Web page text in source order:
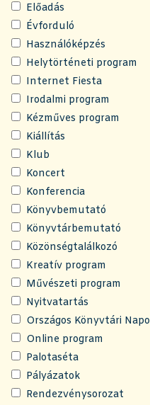
Előadás
Évforduló
Használóképzés
Helytörténeti program
Internet Fiesta
Irodalmi program
Kézműves program
Kiállítás
Klub
Koncert
Konferencia
Könyvbemutató
Könyvtárbemutató
Közönségtalálkozó
Kreatív program
Művészeti program
Nyitvatartás
Országos Könyvtári
Online program
Palotaséta
Pályázatok
Rendezvénysorozat